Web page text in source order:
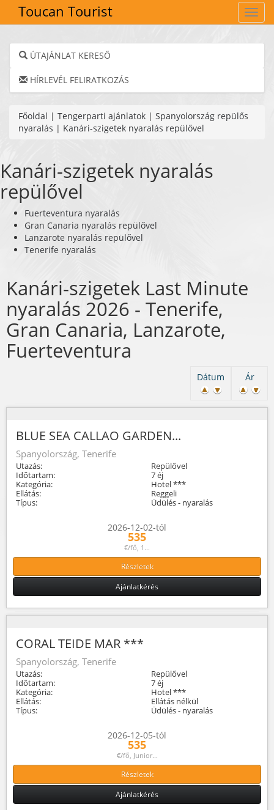
Toucan Tourist
ÚTAJÁNLAT KERESŐ
HÍRLEVÉL FELIRATKOZÁS
Főoldal | Tengerparti ajánlatok | Spanyolország repülős
nyaralás | Kanári-szigetek nyaralás repülővel
Kanári-szigetek nyaralás
repülővel
Fuerteventura nyaralás
Gran Canaria nyaralás repülővel
Lanzarote nyaralás repülővel
Tenerife nyaralás
Kanári-szigetek Last Minute
nyaralás 2026 - Tenerife,
Gran Canaria, Lanzarote,
Fuerteventura
Ár
Dátum
BLUE SEA CALLAO GARDEN...
Spanyolország, Tenerife
Utazás:
Repülővel
Időtartam:
7 éj
Kategória:
Hotel ***
Ellátás:
Reggeli
Típus:
Üdülés - nyaralás
2026-12-02-tól
535
€/fő, 1...
Részletek
Ajánlatkérés
CORAL TEIDE MAR ***
Spanyolország, Tenerife
Utazás:
Repülővel
Időtartam:
7 éj
Kategória:
Hotel ***
Ellátás:
Ellátás nélkül
Típus:
Üdülés - nyaralás
2026-12-05-tól
535
€/fő, Junior...
Részletek
Ajánlatkérés